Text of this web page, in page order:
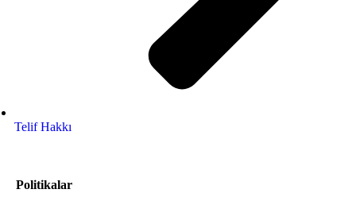
Telif Hakkı
Politikalar